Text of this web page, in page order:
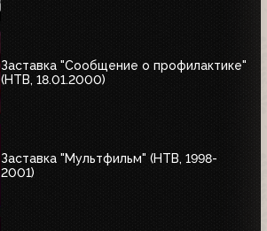
Заставка "Сообщение о профилактике"
(НТВ, 18.01.2000)
Заставка "Мультфильм" (НТВ, 1998-
2001)